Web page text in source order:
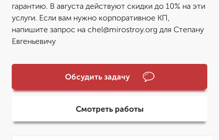
гарантию. В августа действуют скидки до 10% на эти
услуги. Если вам нужно корпоративное КП,
напишите запрос на chel@mirostroy.org для Степану
Евгеньевичу
Обсудить задачу
Смотреть работы